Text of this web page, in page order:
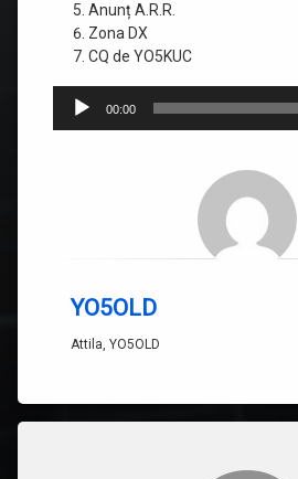
Anunț A.R.R.
Zona DX
CQ de YO5KUC
Player
audio
00:00
YO5OLD
Attila, YO5OLD